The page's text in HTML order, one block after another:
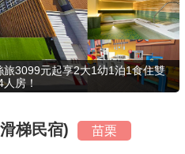
3099元起享2大1幼1泊1食住雙
房！
梯民宿) 苗栗